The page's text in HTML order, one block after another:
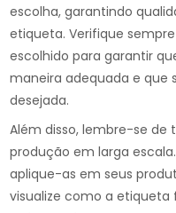
escolha, garantindo
etiqueta. Verifique
escolhido para garantir
maneira adequada e que
desejada.
Além disso, lembre-se
produção em larga
aplique-as em seus
visualize como a